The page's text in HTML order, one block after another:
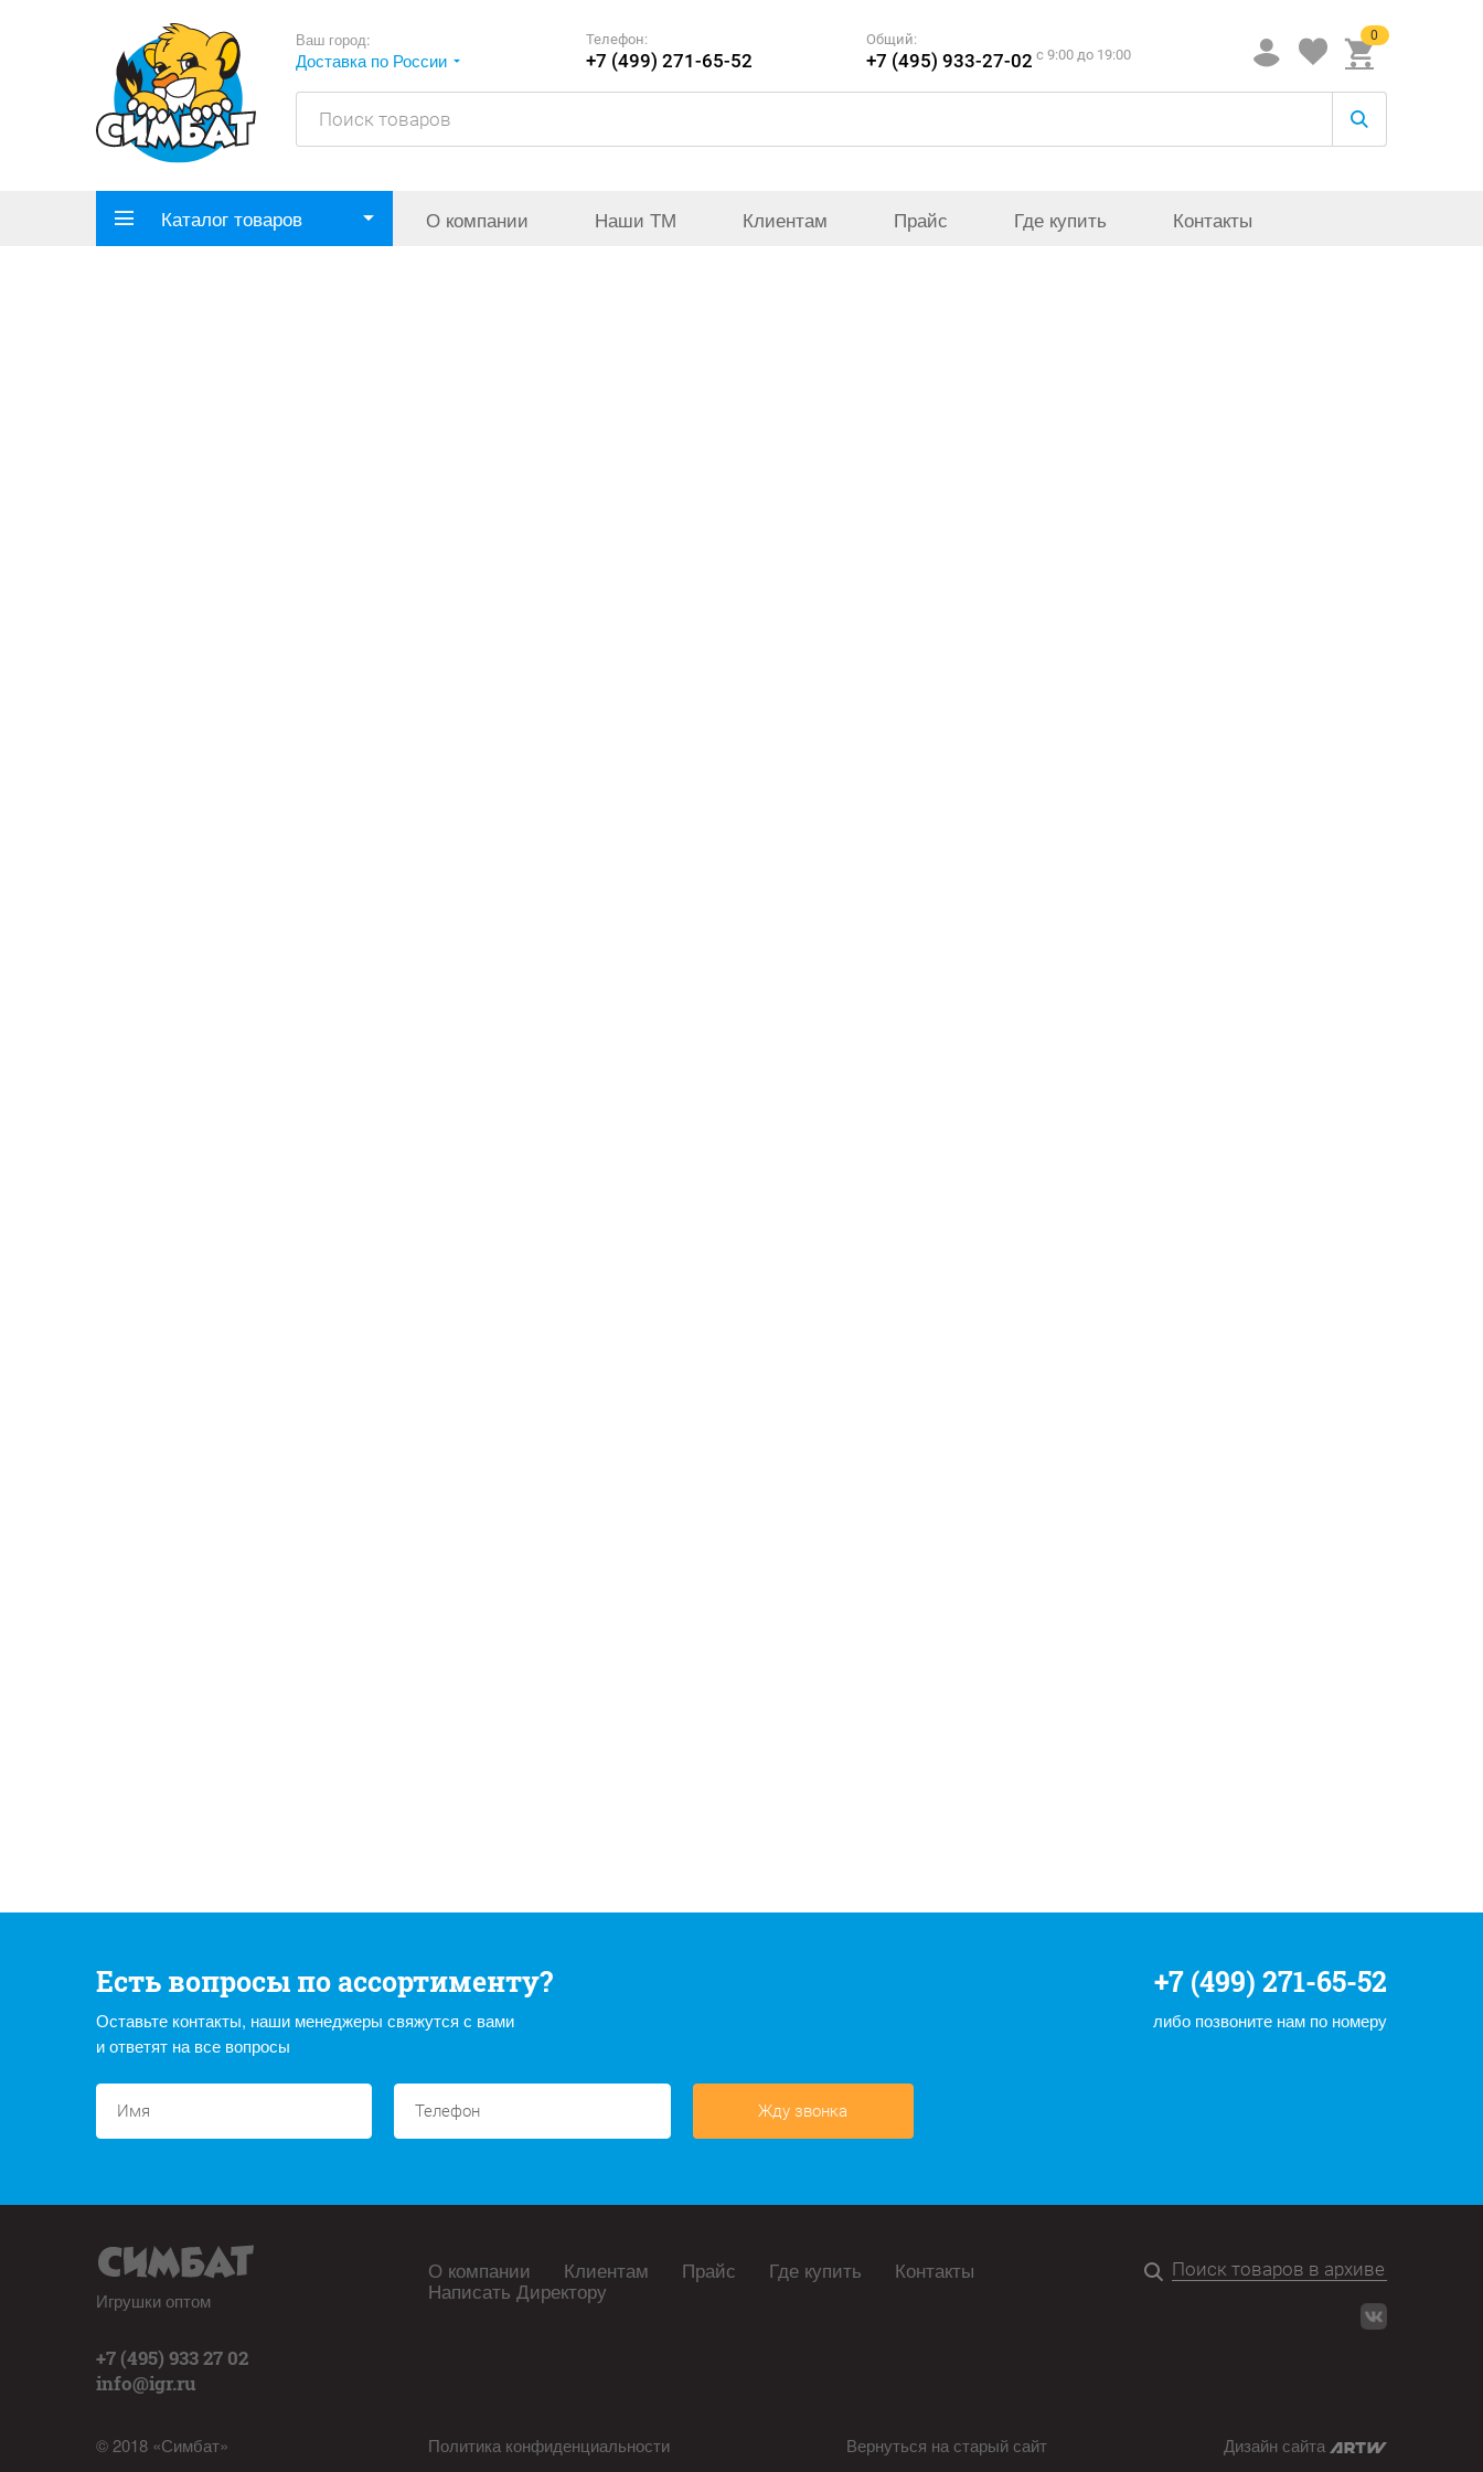
Ваш город:
Доставка по России
Телефон:
+7 (499) 271-65-52
Общий:
+7 (495) 933-27-02 c 9:00 до 19:00
0
Каталог товаров О компании Наши ТМ Клиентам Прайс Где купить Контакты
Есть вопросы по ассортименту?
Оставьте контакты, наши менеджеры свяжутся с вами
и ответят на все вопросы
+7 (499) 271-65-52
либо позвоните нам по номеру
Жду звонка
Игрушки оптом
+7 (495) 933 27 02
info@igr.ru
© 2018 «Симбат»
О компании Клиентам Прайс Где купить Контакты
Написать Директору
Политика конфиденциальности Вернуться на старый сайт Дизайн сайта